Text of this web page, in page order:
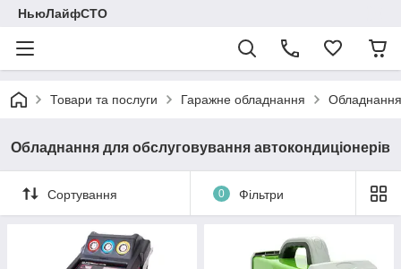
НьюЛайфСТО
Товари та послуги Гаражне обладнання Обладнання
Обладнання для обслуговування автокондиціонерів
Сортування 0 Фільтри